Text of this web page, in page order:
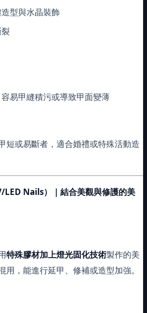
型與水晶裝飾
易甲縫積污或導致甲面變薄
短或易斷者，適合婚禮或特殊活動造
LED Nails）｜結合美觀與修護的美
特殊膠材加上燈光固化技術製作的美
用，能進行延甲、修補或造型加強。